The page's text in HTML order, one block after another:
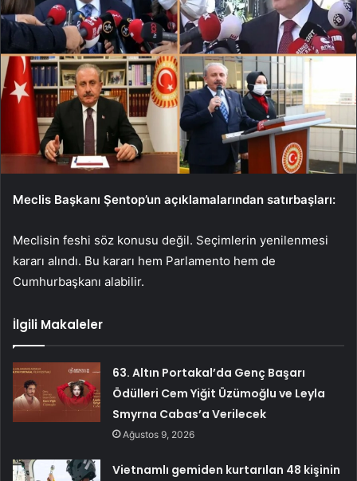
Meclis Başkanı Şentop’un açıklamalarından satırbaşları:
Meclisin feshi söz konusu değil. Seçimlerin yenilenmesi
kararı alındı. Bu kararı hem Parlamento hem de
Cumhurbaşkanı alabilir.
İlgili Makaleler
63. Altın Portakal’da Genç Başarı
Ödülleri Cem Yiğit Üzümoğlu ve Leyla
Smyrna Cabas’a Verilecek
Ağustos 9, 2026
Vietnamlı gemiden kurtarılan 48 kişinin